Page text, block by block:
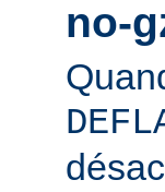
no-